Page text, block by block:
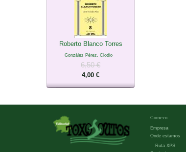
Roberto Blanco Torres
González Pérez, Clodio
6,50 €
4,00 €
Comezo
Empresa
Onde estamos
Ruta XPS